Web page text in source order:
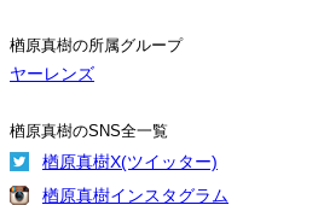
楢原真樹の所属グループ
ヤーレンズ
楢原真樹のSNS全一覧
楢原真樹X(ツイッター)
楢原真樹インスタグラム